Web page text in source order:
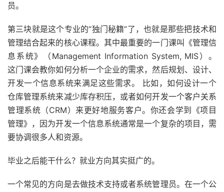
员。
第三块就是这个专业的“独门秘籍”了，也就是那些把技术和
管理结合起来的核心课程。其中最重要的一门课叫《管理信
息系统》（Management Information System, MIS）。
这门课会教你如何分析一个企业的需求，然后规划、设计、
开发一个信息系统来满足这些需求。 比如，如何设计一个
仓库管理系统来减少库存积压，或者如何开发一个客户关系
管理系统（CRM）来更好地服务客户。你还会学到《项目
管理》，因为开发一个信息系统通常是一个复杂的项目，需
要协调很多人和资源。
毕业之后能干什么？就业方向其实挺广的。
一个常见的方向是去做技术支持或者系统管理员。在一个公